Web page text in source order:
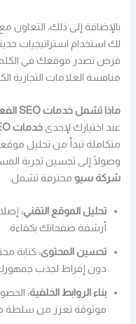
بالإضافة إلى ذلك، التعاون
لك استخدام استراتيجيات
فرص تصدر موقعك في
منافسة العلامات التجارية
ماذا تشمل خدمات SEO الفعالة؟
عند اختيارك لإحدىخدمات SEO
متكاملة تبدأ من تحليل
وصولًا إلى تحسين تجربة
شركة سيو محترفة تشمل:
تحليل الموقع التقني:
أرشفة صفحاتك بكفاءة.
تحسين المحتوى: كتابة
دون إفراط لجذب
بناء الروابط الخلفية:
موثوقة تعزز من سلطة